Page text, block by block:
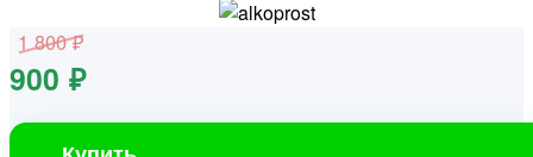
1 800 ₽
900 ₽